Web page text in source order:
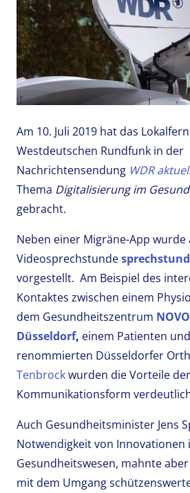
Am 10. Juli 2019 hat das
Westdeutschen Rundfunk in der
Nachrichtensendung WDR
Thema Digitalisierung im
gebracht.
Neben einer Migräne-App wurde
Videosprechstunde
vorgestellt. Am Beispiel des
Kontaktes zwischen einem
dem Gesundheitszentrum
Düsseldorf, einem Patienten
renommierten Düsseldorfer
Tenbrockwurden die Vorteile
Kommunikationsform
Auch Gesundheitsminister Jens
Notwendigkeit von Innovationen
Gesundheitswesen, mahnte
mit dem Umgang